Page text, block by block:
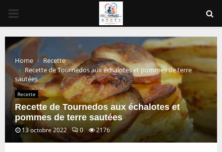
PRIMARY
MENU
Home
Recette
Recette de Tournedos aux échalotes et pommes de terre
sautées
Recette
Recette de Tournedos aux échalotes et
pommes de terre sautées
13 octobre 2022 0 2176